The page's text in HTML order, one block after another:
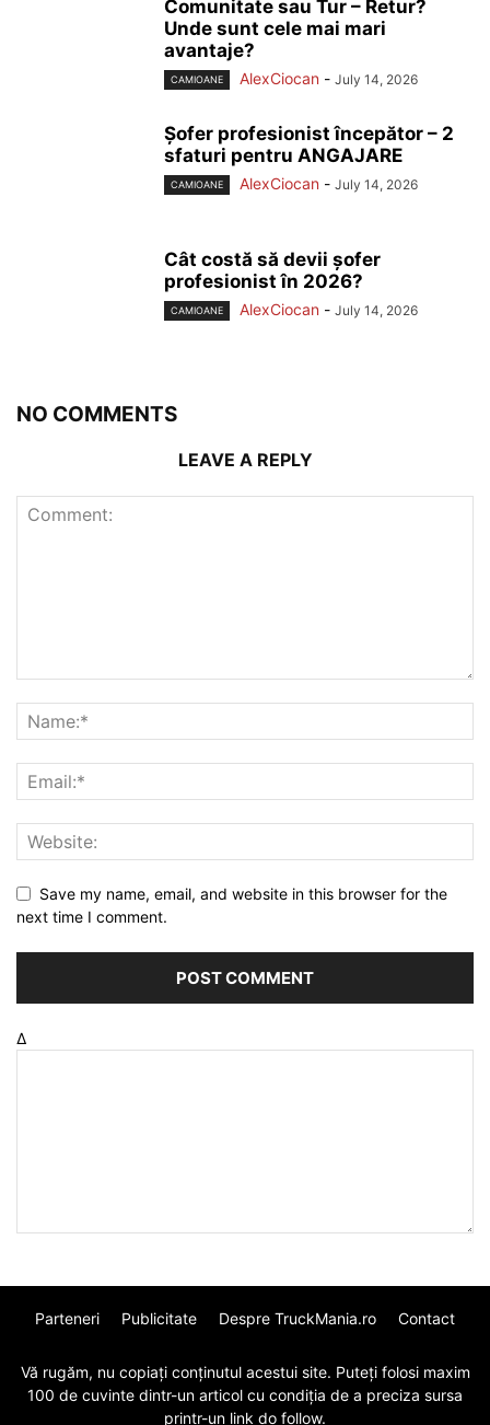
Comunitate sau Tur – Retur?
Unde sunt cele mai mari
avantaje?
CAMIOANE AlexCiocan - July 14, 2026
Șofer profesionist începător – 2
sfaturi pentru ANGAJARE
CAMIOANE AlexCiocan - July 14, 2026
Cât costă să devii șofer
profesionist în 2026?
CAMIOANE AlexCiocan - July 14, 2026
NO COMMENTS
LEAVE A REPLY
Save my name, email, and website in this browser for the
next time I comment.
Δ
Parteneri Publicitate Despre TruckMania.ro Contact
Vă rugăm, nu copiați conținutul acestui site. Puteți folosi maxim
100 de cuvinte dintr-un articol cu condiția de a preciza sursa
printr-un link do follow.